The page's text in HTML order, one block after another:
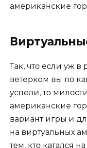
американские
Так, что если уж в
ветерком вы по
успели, то
американские
вариант игры и
на виртуальных
тем, кто катался